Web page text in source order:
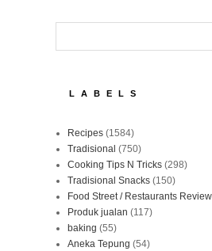
LABELS
Recipes (1584)
Tradisional (750)
Cooking Tips N Tricks (298)
Tradisional Snacks (150)
Food Street / Restaurants Review
Produk jualan (117)
baking (55)
Aneka Tepung (54)